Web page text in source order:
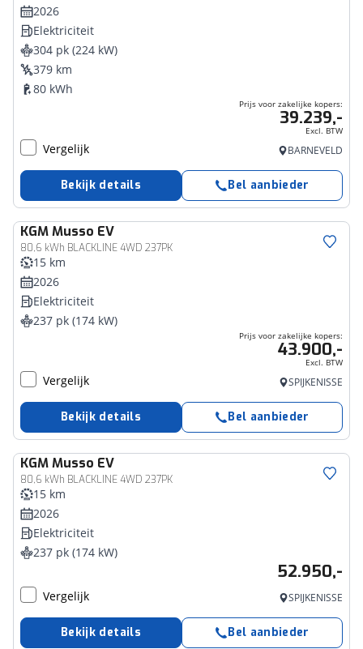
2026
Elektriciteit
304 pk (224 kW)
379 km
80 kWh
Prijs voor zakelijke kopers:
39.239,-
Excl. BTW
Vergelijk BARNEVELD
Bekijk details Bel aanbieder
KGMMusso EV
80,6 kWh BLACKLINE 4WD 237PK
Zakelijk voertuig
15 km
2026
Elektriciteit
237 pk (174 kW)
Prijs voor zakelijke kopers:
43.900,-
Excl. BTW
Vergelijk SPIJKENISSE
Bekijk details Bel aanbieder
KGMMusso EV
80,6 kWh BLACKLINE 4WD 237PK
15 km
2026
Elektriciteit
237 pk (174 kW)
52.950,-
Vergelijk SPIJKENISSE
Bekijk details Bel aanbieder